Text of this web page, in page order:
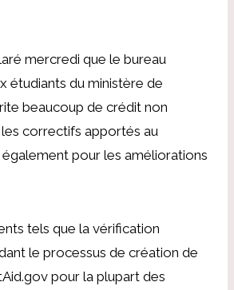
mercredi que le bureau
étudiants du ministère de
beaucoup de crédit non
correctifs apportés au
pour les améliorations
tels que la vérification
le processus de création de
pour la plupart des